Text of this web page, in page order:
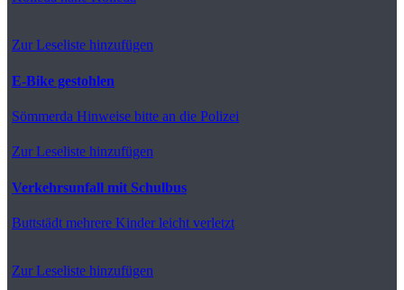
Zur Leseliste hinzufügen
E-Bike gestohlen
Sömmerda Hinweise bitte an die Polizei
Zur Leseliste hinzufügen
Verkehrsunfall mit Schulbus
Buttstädt mehrere Kinder leicht verletzt
Zur Leseliste hinzufügen